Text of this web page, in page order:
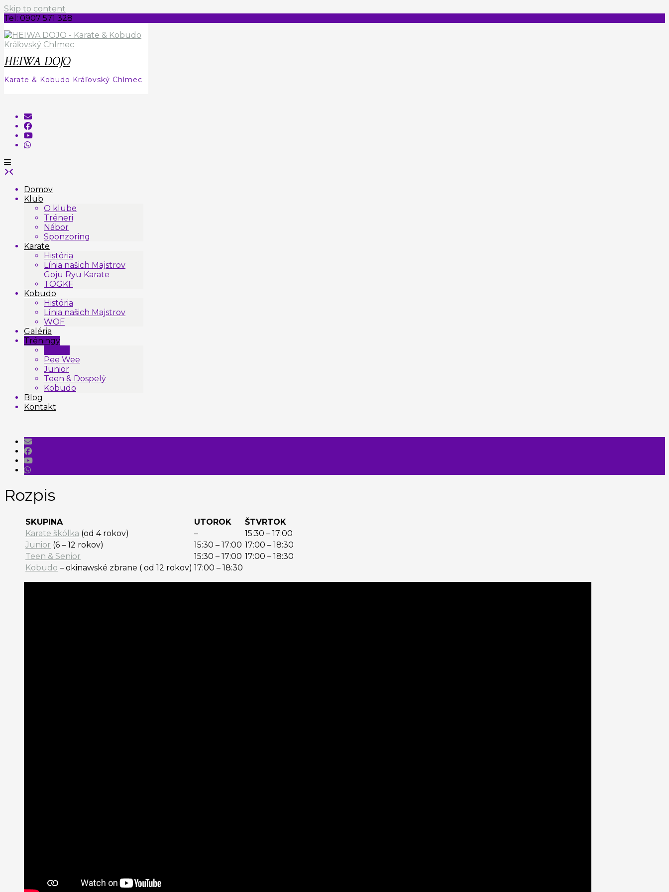
Skip to content
Tel: 0907 571 328
HEIWA DOJO
Karate & Kobudo Kráľovský Chlmec
Domov
Klub
O klube
Tréneri
Nábor
Sponzoring
Karate
História
Línia našich Majstrov
Goju Ryu Karate
TOGKF
Kobudo
História
Línia našich Majstrov
WOF
Galéria
Tréningy
Pee Wee
Junior
Teen & Dospelý
Kobudo
Blog
Kontakt
Rozpis
SKUPINA UTOROK
ŠTVRTOK
Karate škólka (od 4 rokov) –
15:30 – 17:00
Junior (6 – 12 rokov) 15:30 – 17:00 17:00 – 18:30
Teen & Senior
15:30 – 17:00 17:00 – 18:30
Kobudo – okinawské zbrane ( od 12 rokov) 17:00 – 18:30